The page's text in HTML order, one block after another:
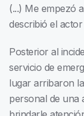
(...) Me empezó
describió el
Posterior al
servicio de
lugar arribaron
personal de una